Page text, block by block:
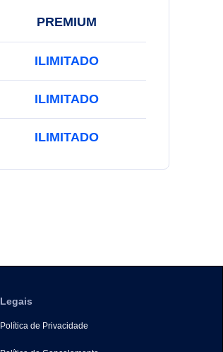
PREMIUM
ILIMITADO
ILIMITADO
ILIMITADO
Legais
Política de Privacidade